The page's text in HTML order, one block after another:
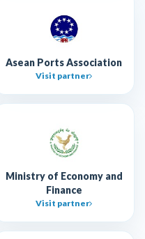
Asean Ports Association
Visit partner
Ministry of Economy and
Finance
Visit partner